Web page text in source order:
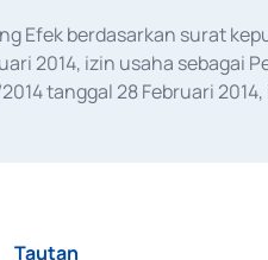
Efek berdasarkan surat
2014, izin usaha
tanggal 28 Februari
Tautan